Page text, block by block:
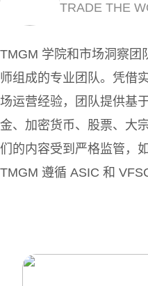
TRADE THE
TMGM 学院和市场洞察团
师组成的专业团队。凭借
场运营经验，团队提供基
金、加密货币、股票、大
们的内容受到严格监管，
TMGM 遵循 ASIC 和